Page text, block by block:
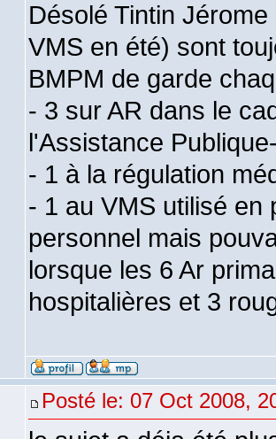
Désolé Tintin
VMS en été) sont
BMPM de garde
- 3 sur AR dans le
l'Assistance
- 1 à la régulation
- 1 au VMS utilisé en
personnel mais
lorsque les 6 Ar
hospitalières et 3
Posté le: 07 Oct 2008,